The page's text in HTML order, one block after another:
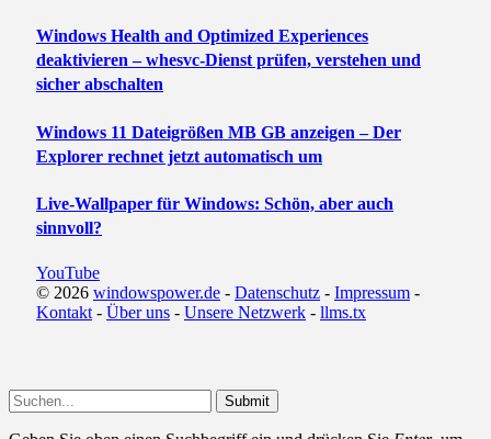
Windows Health and Optimized Experiences
deaktivieren – whesvc-Dienst prüfen, verstehen und
sicher abschalten
Windows 11 Dateigrößen MB GB anzeigen – Der
Explorer rechnet jetzt automatisch um
Live-Wallpaper für Windows: Schön, aber auch
sinnvoll?
YouTube
© 2026 windowspower.de - Datenschutz - Impressum -
Kontakt - Über uns - Unsere Netzwerk - llms.tx
Submit